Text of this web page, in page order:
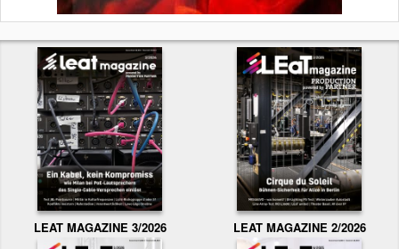
LEAT MAGAZINE 3/2026 LEAT MAGAZINE 2/2026